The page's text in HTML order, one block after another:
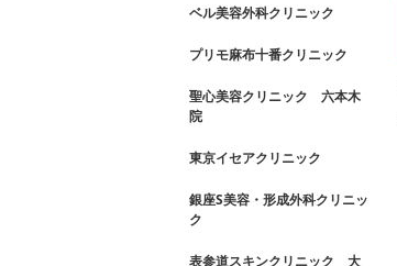
ベル美容外科クリニック
プリモ麻布十番クリニック
聖心美容クリニック 六本木
院
東京イセアクリニック
銀座S美容・形成外科クリニッ
ク
表参道スキンクリニック 大